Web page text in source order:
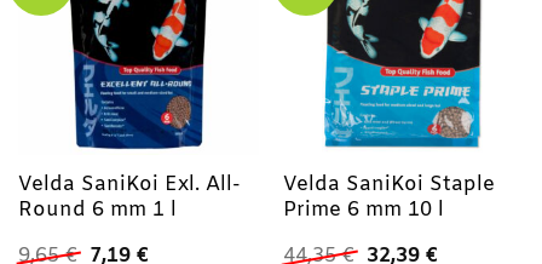
Velda SaniKoi Exl. All-
Round 6 mm 1 l
9,65€ Ursprünglicher
7,19 €Aktueller
Velda SaniKoi Staple
Prime 6 mm 10 l
44,35€ Ursprünglicher
32,39 €Aktueller